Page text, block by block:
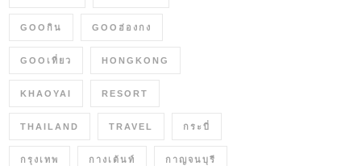
GOOกิน GOOฮ่องกง
GOOเที่ยว HONGKONG
KHAOYAI RESORT
THAILAND TRAVEL กระบี่
กรุงเทพ กางเต้นท์ กาญจนบุรี